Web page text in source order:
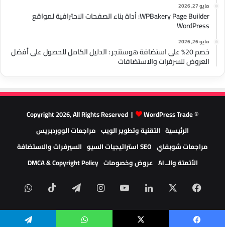
مايو 27, 2026
WPBakery Page Builder: أداة بناء الصفحات الاحترافية لمواقع
WordPress
مايو 26, 2026
خصم 20% على استضافة هوستنجر : الدليل الكامل للحصول على أفضل
العروض للسرفرات والاستضافات
© Copyright 2026, All Rights Reserved |
WordPress Trade
الرئيسية التقنية وتطوير الويب مراجعات الووردبريس
مراجعات شوبفاي SEO استراتيجيات السيو
السيرفرات والاستضافة
الأتمتة والــ AI
عروض وخصومات DMCA & Copyright Policy
فيسبوك لينكدإن‫YouTubeانستقرامتيلقرام ‫TikTok